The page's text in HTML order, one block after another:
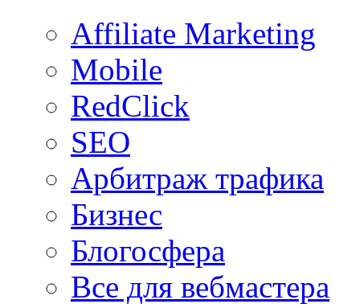
Affiliate Marketing
Mobile
RedClick
SEO
Арбитраж трафика
Бизнес
Блогосфера
Все для вебмастера